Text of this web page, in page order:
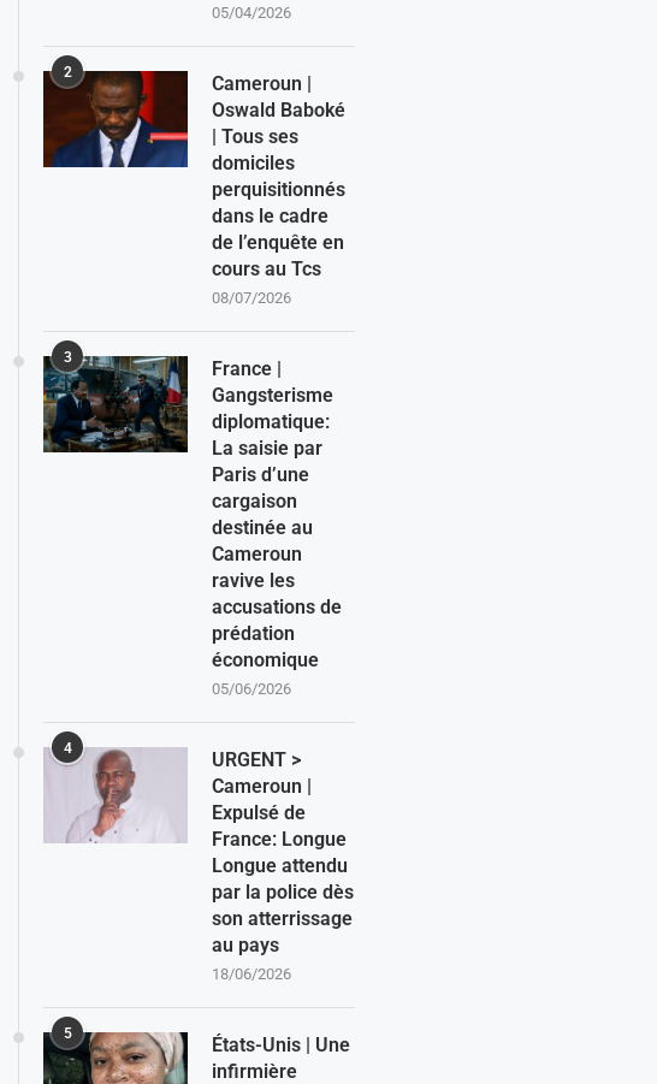
05/04/2026
2
Cameroun |
Oswald Baboké
| Tous ses
domiciles
perquisitionnés
dans le cadre
de l’enquête en
cours au Tcs
08/07/2026
3
France |
Gangsterisme
diplomatique:
La saisie par
Paris d’une
cargaison
destinée au
Cameroun
ravive les
accusations de
prédation
économique
05/06/2026
4
URGENT >
Cameroun |
Expulsé de
France: Longue
Longue attendu
par la police dès
son atterrissage
au pays
18/06/2026
5
États-Unis | Une
infirmière